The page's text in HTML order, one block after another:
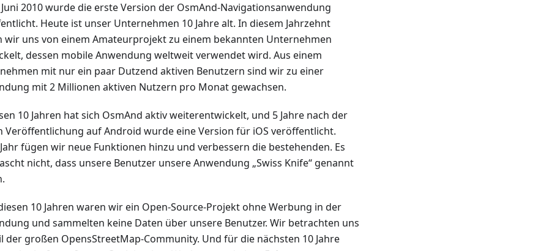
Juni 2010 wurde die erste Version der OsmAnd-Navigationsanwendung
Heute ist unser Unternehmen 10 Jahre alt. In diesem Jahrzehnt
wir uns von einem Amateurprojekt zu einem bekannten Unternehmen
dessen mobile Anwendung weltweit verwendet wird. Aus einem
mit nur ein paar Dutzend aktiven Benutzern sind wir zu einer
mit 2 Millionen aktiven Nutzern pro Monat gewachsen.
10 Jahren hat sich OsmAnd aktiv weiterentwickelt, und 5 Jahre nach der
Veröffentlichung auf Android wurde eine Version für iOS veröffentlicht.
Jahr fügen wir neue Funktionen hinzu und verbessern die bestehenden. Es
nicht, dass unsere Benutzer unsere Anwendung „Swiss Knife“ genannt
10 Jahren waren wir ein Open-Source-Projekt ohne Werbung in der
und sammelten keine Daten über unsere Benutzer. Wir betrachten uns
der großen OpensStreetMap-Community. Und für die nächsten 10 Jahre